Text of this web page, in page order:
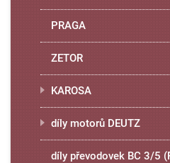
PRAGA
ZETOR
KAROSA
díly motorů DEUTZ
díly převodovek BC 3/5